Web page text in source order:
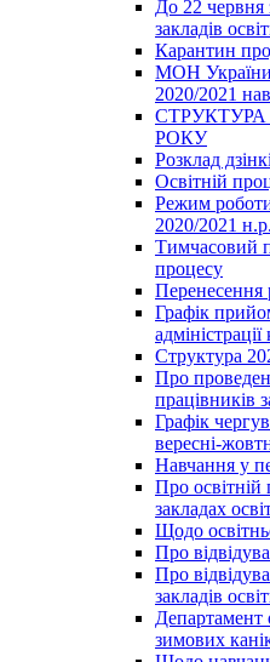
До 22 червня
закладів
Карантин
МОН України
2020/2021
СТРУКТУРА
РОКУ
Розклад
Освітній
Режим
2020/2021 н.р.
Тимчасовий
процесу
Перенесення
Графік
Структура
Про
працівників
Графік
вересні-
Навчання у
Про освітній
закладах
Щодо
Про
Про
закладів
Департамент
зимових